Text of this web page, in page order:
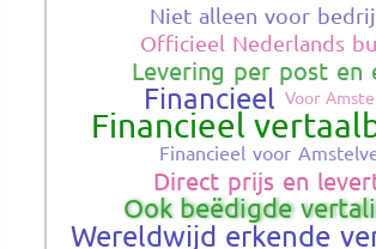
Niet alleen voor
Officieel Nederlands
Levering per post en
Financieel Voor
Financieel
Financieel voor
Direct prijs en
Ook beëdigde
Wereldwijd erkende